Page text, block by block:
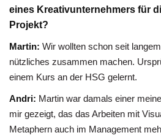
eines Kreativunternehmers für
Projekt?
Martin: Wir wollten schon seit
nützliches zusammen machen.
einem Kurs an der HSG gelernt.
Andri: Martin war damals einer
mir gezeigt, das das Arbeiten mit
Metaphern auch im Management